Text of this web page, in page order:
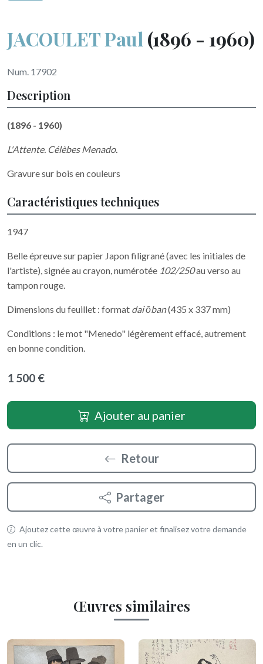
JACOULET Paul (1896 - 1960)
Num. 17902
Description
(1896 - 1960)
L'Attente. Célèbes Menado.
Gravure sur bois en couleurs
Caractéristiques techniques
1947
Belle épreuve sur papier Japon filigrané (avec les initiales de
l'artiste), signée au crayon, numérotée 102/250au verso au
tampon rouge.
Dimensions du feuillet : format dai ōban(435 x 337 mm)
Conditions : le mot "Menedo" légèrement effacé, autrement
en bonne condition.
1 500 €
Ajouter au panier
Retour
Partager
Ajoutez cette œuvre à votre panier et finalisez votre demande
en un clic.
Œuvres similaires